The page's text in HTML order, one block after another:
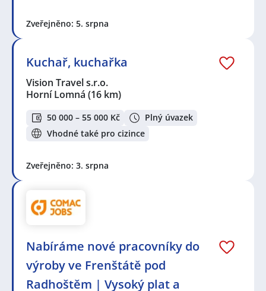
Zveřejněno: 5. srpna
Kuchař, kuchařka
Vision Travel s.r.o.
Horní Lomná (16 km)
50 000 – 55 000 Kč
Plný úvazek
Vhodné také pro cizince
Zveřejněno: 3. srpna
Nabíráme nové pracovníky do
výroby ve Frenštátě pod
Radhoštěm | Vysoký plat a